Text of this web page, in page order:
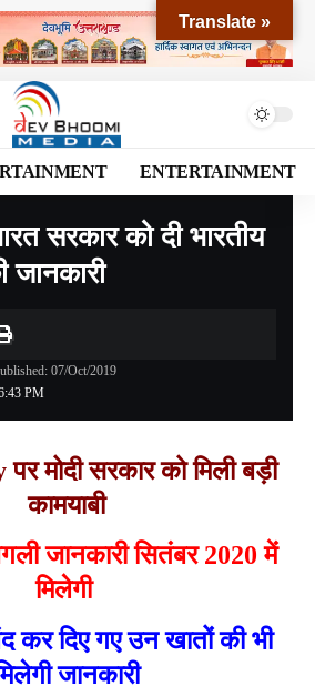
ENTERTAINMENT
World News>स्विस बैंक ने भारत सरकार को दी भारतीय खाताधारकों की जानकारी
सरकार को दी भारतीय
जानकारी
PM
07/Oct/2019
मोदी सरकार को मिली बड़ी
कामयाबी
जानकारी सितंबर 2020 में
मिलेगी
कर दिए गए उन खातों की भी
जानकारी
Translate »